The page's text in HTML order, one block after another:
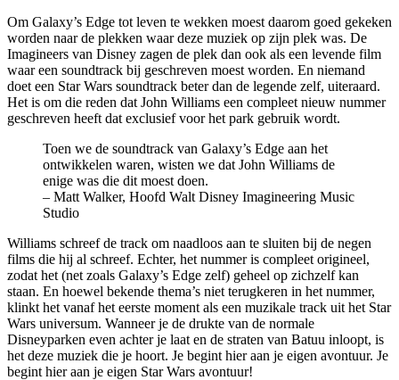
Om Galaxy’s Edge tot leven te wekken moest daarom goed gekeken
worden naar de plekken waar deze muziek op zijn plek was. De
Imagineers van Disney zagen de plek dan ook als een levende film
waar een soundtrack bij geschreven moest worden. En niemand
doet een Star Wars soundtrack beter dan de legende zelf, uiteraard.
Het is om die reden dat John Williams een compleet nieuw nummer
geschreven heeft dat exclusief voor het park gebruik wordt.
Toen we de soundtrack van Galaxy’s Edge aan het
ontwikkelen waren, wisten we dat John Williams de
enige was die dit moest doen.
– Matt Walker, Hoofd Walt Disney Imagineering Music
Studio
Williams schreef de track om naadloos aan te sluiten bij de negen
films die hij al schreef. Echter, het nummer is compleet origineel,
zodat het (net zoals Galaxy’s Edge zelf) geheel op zichzelf kan
staan. En hoewel bekende thema’s niet terugkeren in het nummer,
klinkt het vanaf het eerste moment als een muzikale track uit het Star
Wars universum. Wanneer je de drukte van de normale
Disneyparken even achter je laat en de straten van Batuu inloopt, is
het deze muziek die je hoort. Je begint hier aan je eigen avontuur. Je
begint hier aan je eigen Star Wars avontuur!